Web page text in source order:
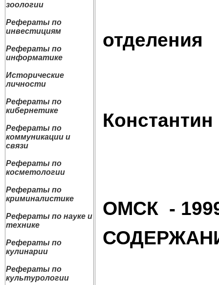
зоологии
Рефераты по
инвестициям
Рефераты по
информатике
Исторические
личности
Рефераты по
кибернетике
Рефераты по
коммуникации и
связи
Рефераты по
косметологии
Рефераты по
криминалистике
Рефераты по науке и
технике
Рефераты по
кулинарии
Рефераты по
культурологии
отделения
ОМСК -